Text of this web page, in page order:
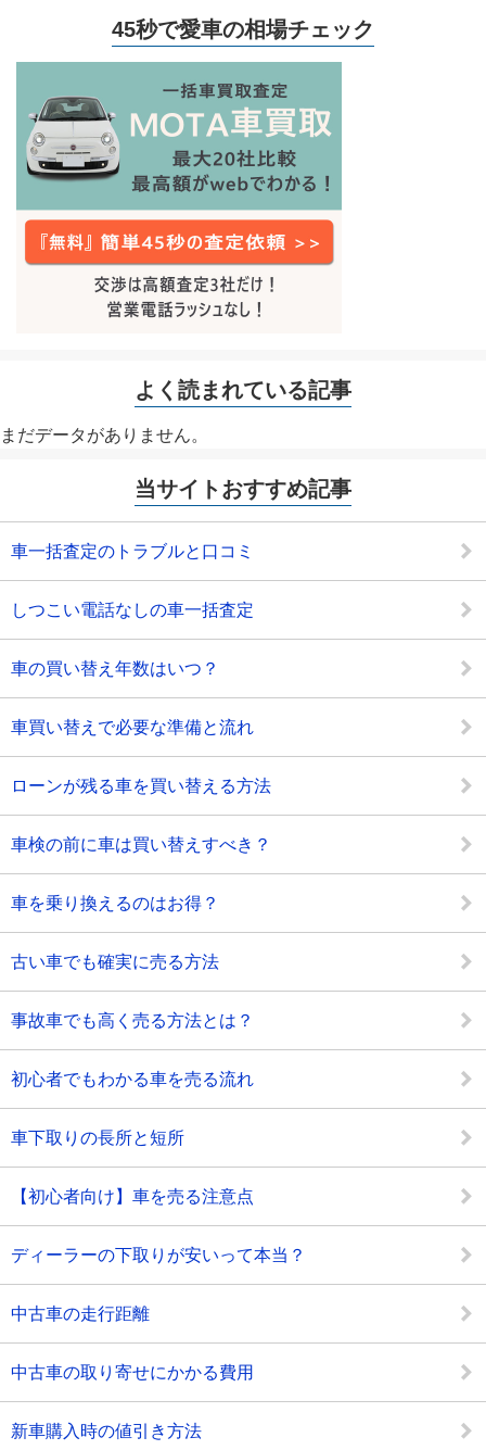
45秒で愛車の相場チェック
よく読まれている記事
まだデータがありません。
当サイトおすすめ記事
車一括査定のトラブルと口コミ
しつこい電話なしの車一括査定
車の買い替え年数はいつ？
車買い替えで必要な準備と流れ
ローンが残る車を買い替える方法
車検の前に車は買い替えすべき？
車を乗り換えるのはお得？
古い車でも確実に売る方法
事故車でも高く売る方法とは？
初心者でもわかる車を売る流れ
車下取りの長所と短所
【初心者向け】車を売る注意点
ディーラーの下取りが安いって本当？
中古車の走行距離
中古車の取り寄せにかかる費用
新車購入時の値引き方法